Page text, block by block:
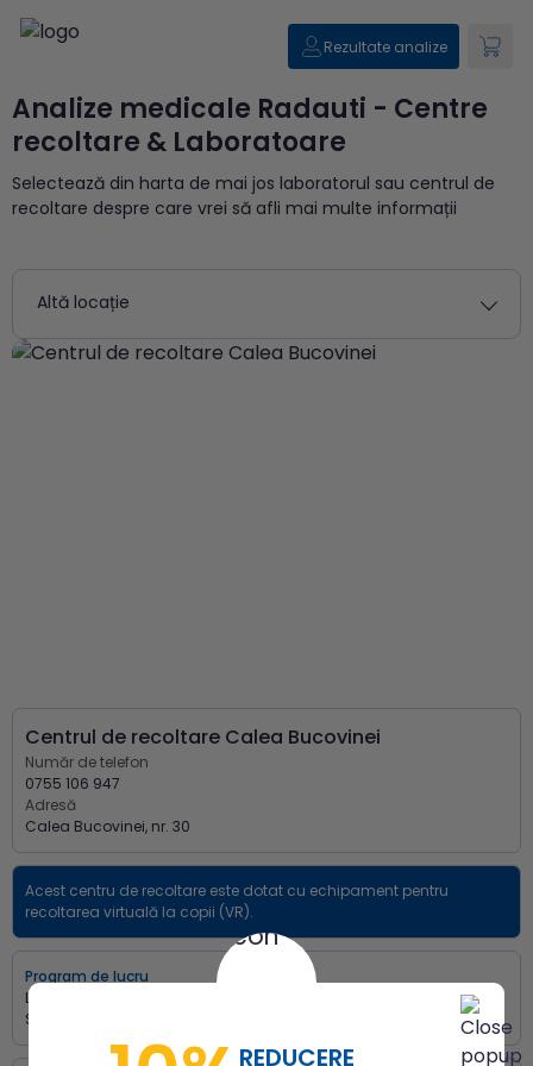
Rezultate analize
Analize medicale Radauti - Centre
recoltare & Laboratoare
Selectează din harta de mai jos laboratorul sau centrul de
recoltare despre care vrei să afli mai multe informații
Altă locație
Centrul de recoltare Calea Bucovinei
Număr de telefon
0755 106 947
Adresă
Calea Bucovinei, nr. 30
Acest centru de recoltare este dotat cu echipament pentru
recoltarea virtuală la copii (VR).
Program de lucru
Luni - Vineri:
Sâmbătă:
REDUCERE